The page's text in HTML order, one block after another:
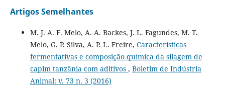
Artigos Semelhantes
M. J. A. F. Melo, A. A. Backes, J. L. Fagundes, M. T.
Melo, G. P. Silva, A. P. L. Freire, Características
fermentativas e composição química da silagem de
capim tanzânia com aditivos , Boletim de Indústria
Animal: v. 73 n. 3 (2016)